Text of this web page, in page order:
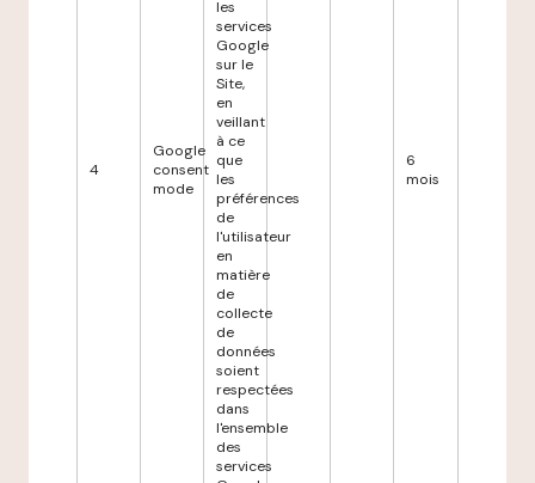
4
Google
consent
mode
les
services
Google
sur le
Site,
en
veillant
à ce
que
les
préférences
de
l'utilisateur
en
matière
de
collecte
de
données
soient
respectées
dans
l'ensemble
des
services
6
mois